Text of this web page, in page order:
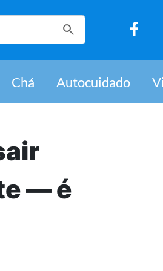
Chá Autocuidado
— é